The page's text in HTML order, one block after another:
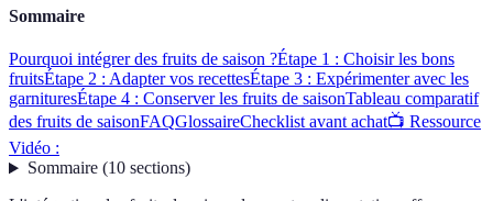
Sommaire
Pourquoi intégrer des fruits de saison ?Étape 1 : Choisir les bons
fruitsÉtape 2 : Adapter vos recettesÉtape 3 : Expérimenter avec les
garnituresÉtape 4 : Conserver les fruits de saisonTableau comparatif
des fruits de saisonFAQGlossaireChecklist avant achat📺 Ressource
Vidéo :
Sommaire(10 sections)